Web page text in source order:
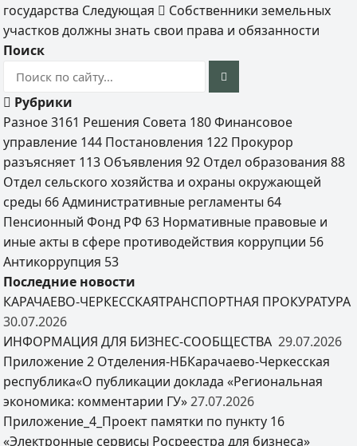
государства Следующая
Собственники земельных
участков должны знать свои права и обязанности
Поиск
Рубрики
Разное3161 Решения Совета 180 Финансовое
управление 144 Постановления 122 Прокурор
разъясняет 113 Объявления92 Отдел образования88
Отдел сельского хозяйства и охраны окружающей
среды 66 Административные регламенты 64
Пенсионный Фонд РФ 63 Нормативные правовые и
иные акты в сфере противодействия коррупции 56
Антикоррупция 53
Последние новости
КАРАЧАЕВО-ЧЕРКЕССКАЯТРАНСПОРТНАЯ ПРОКУРАТУРА
30.07.2026
ИНФОРМАЦИЯ ДЛЯ БИЗНЕС-СООБЩЕСТВА 29.07.2026
Приложение 2 Отделения-НБКарачаево-Черкесская
республика«О публикации доклада «Региональная
экономика: комментарии ГУ» 27.07.2026
Приложение_4_Проект памятки по пункту 16
«Электронные сервисы Росреестра для бизнеса»